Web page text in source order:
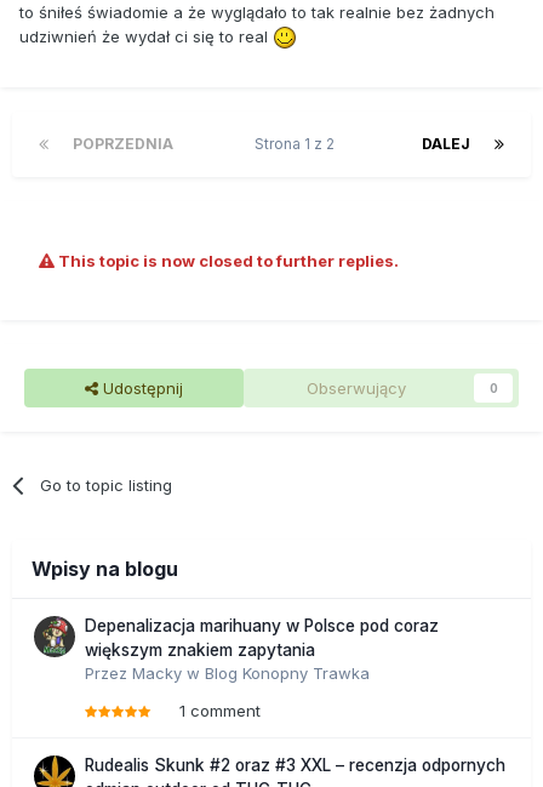
to śniłeś świadomie a że wyglądało to tak realnie bez żadnych
udziwnień że wydał ci się to real
POPRZEDNIA DALEJ
Strona 1 z 2
This topic is now closed to further replies.
Udostępnij Obserwujący 0
Go to topic listing
Wpisy na blogu
Depenalizacja marihuany w Polsce pod coraz
większym znakiem zapytania
Przez Macky w Blog Konopny Trawka
1 comment
Rudealis Skunk #2 oraz #3 XXL – recenzja odpornych